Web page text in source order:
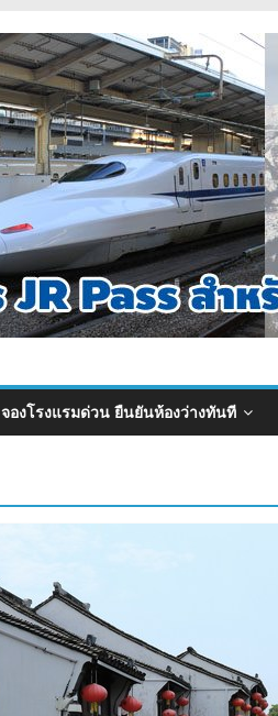
จองโรงแรมด่วน ยืนยันห้องว่างทันที